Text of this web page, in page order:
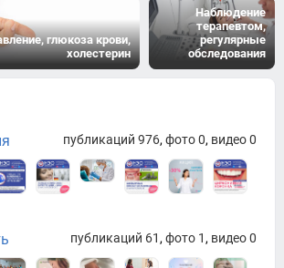
глюкоза крови,
холестерин
Наблюдение
терапевтом,
регулярные
обследования
публикаций 976, фото 0, видео 0
публикаций 61 , фото 1 , видео 0